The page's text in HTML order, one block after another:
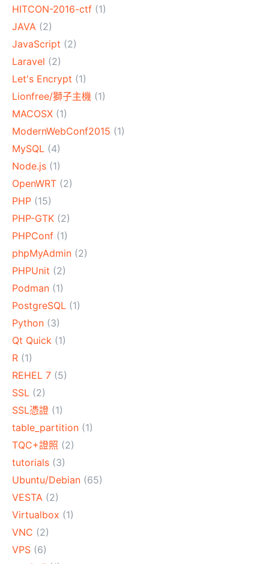
HITCON-2016-ctf (1)
JAVA (2)
JavaScript (2)
Laravel (2)
Let's Encrypt (1)
Lionfree/獅子主機 (1)
MACOSX (1)
ModernWebConf2015 (1)
MySQL (4)
Node.js (1)
OpenWRT (2)
PHP (15)
PHP-GTK (2)
PHPConf (1)
phpMyAdmin (2)
PHPUnit (2)
Podman (1)
PostgreSQL (1)
Python (3)
Qt Quick (1)
R (1)
REHEL 7 (5)
SSL (2)
SSL憑證 (1)
table_partition (1)
TQC+證照 (2)
tutorials (3)
Ubuntu/Debian (65)
VESTA (2)
Virtualbox (1)
VNC (2)
VPS (6)